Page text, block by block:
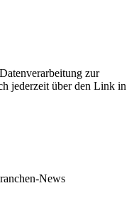
zur
jederzeit über den Link in
News